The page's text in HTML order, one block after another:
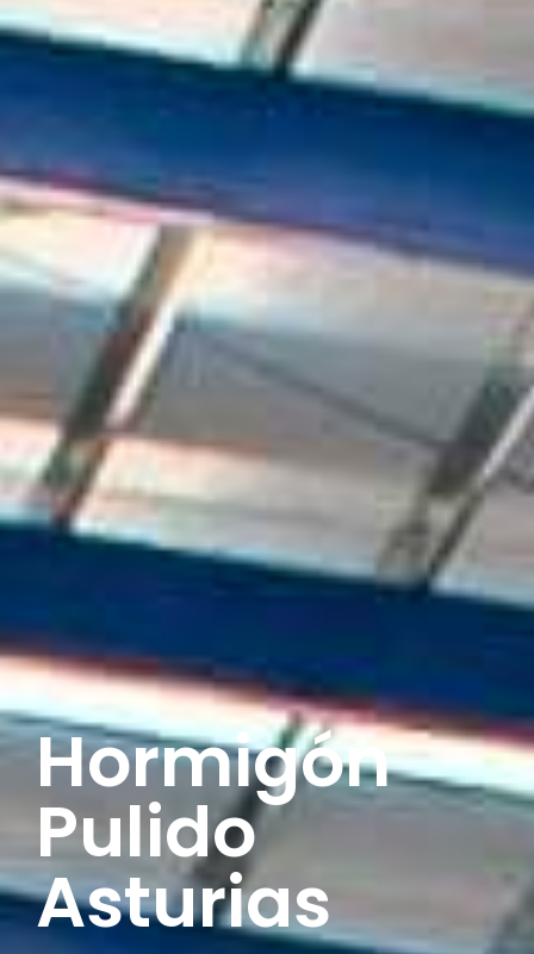
Hormigón
Pulido
Asturias